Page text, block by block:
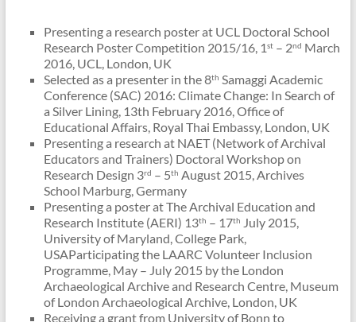
Presenting a research poster at UCL Doctoral School
Research Poster Competition 2015/16, 1st– 2nd March
2016, UCL, London, UK
Selected as a presenter in the 8th Samaggi Academic
Conference (SAC) 2016: Climate Change: In Search of
a Silver Lining, 13th February 2016, Office of
Educational Affairs, Royal Thai Embassy, London, UK
Presenting a research at NAET (Network of Archival
Educators and Trainers) Doctoral Workshop on
Research Design 3rd – 5th August 2015, Archives
School Marburg, Germany
Presenting a poster at The Archival Education and
Research Institute (AERI) 13th – 17th July 2015,
University of Maryland, College Park,
USAParticipating the LAARC Volunteer Inclusion
Programme, May – July 2015 by the London
Archaeological Archive and Research Centre, Museum
of London Archaeological Archive, London, UK
Receiving a grant from University of Bonn to